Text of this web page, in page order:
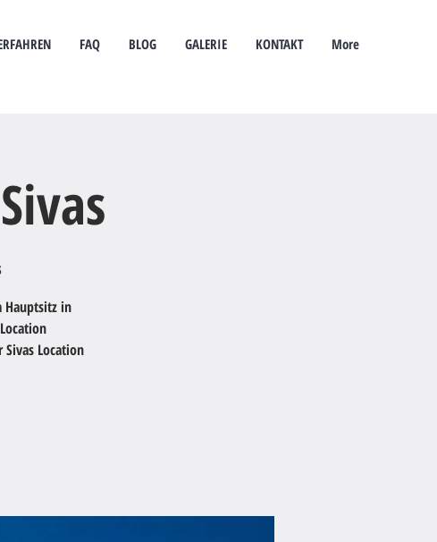
FAQ BLOG GALERIE KONTAKT More
Hauptsitz in
Location